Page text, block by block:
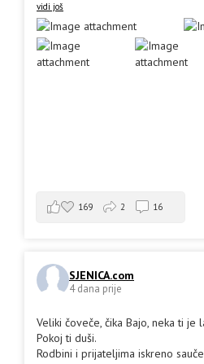
vidi još
169 2 16
SJENICA.com
4 dana prije
Veliki čoveče, čika Bajo, neka ti je
Pokoj ti duši.
Rodbini i prijateljima iskreno